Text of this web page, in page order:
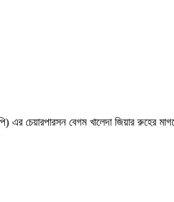
এর চেয়ারপারসন বেগম খালেদা জিয়ার রুহের